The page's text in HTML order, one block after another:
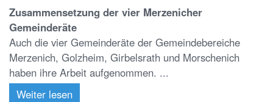
Zusammensetzung der vier Merzenicher
Gemeinderäte
Auch die vier Gemeinderäte der Gemeindebereiche
Merzenich, Golzheim, Girbelsrath und Morschenich
haben ihre Arbeit aufgenommen. ...
Weiter lesen